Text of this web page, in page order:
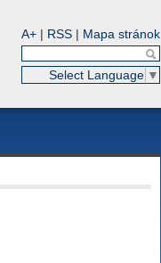
A+ | RSS | Mapa stránok
Select Language ▼